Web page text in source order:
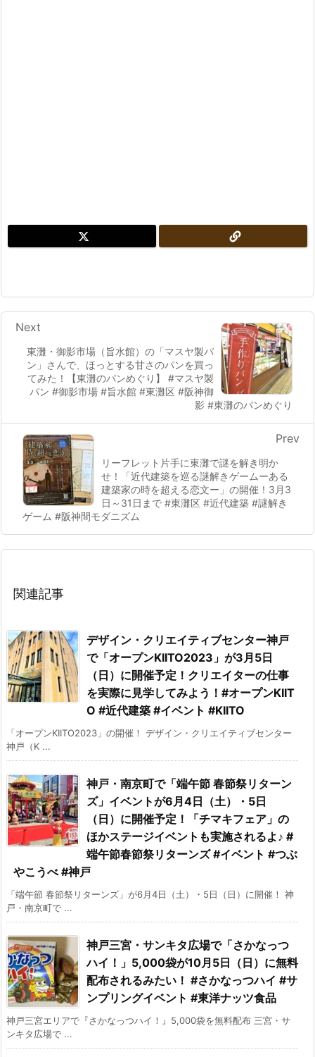
東灘・御影市場（旨水館）の「マスヤ製パ
ン」さんで、ほっとする甘さのパンを買っ
てみた！【東灘のパンめぐり】 #マスヤ製
パン #御影市場 #旨水館 #東灘区 #阪神御
影 #東灘のパンめぐり
Next
リーフレット片手に東灘で謎を解き明か
せ！「近代建築を巡る謎解きゲームーある
建築家の時を超える恋文ー」の開催！3月3
日～31日まで #東灘区 #近代建築 #謎解き
ゲーム #阪神間モダニズム
Prev
関連記事
デザイン・クリエイティブセンター神戸
で「オープンKIITO2023」が3月5日
（日）に開催予定！クリエイターの仕事
を実際に見学してみよう！#オープンKIIT
O #近代建築 #イベント #KIITO
「オープンKIITO2023」の開催！ デザイン・クリエイティブセンター
神戸（K ...
神戸・南京町で「端午節 春節祭リターン
ズ」イベントが6月4日（土）・5日
（日）に開催予定！「チマキフェア」の
ほかステージイベントも実施されるよ♪ #
端午節春節祭リターンズ #イベント #つぶ
やこうべ #神戸
「端午節 春節祭リターンズ」が6月4日（土）・5日（日）に開催！ 神
戸・南京町で ...
神戸三宮・サンキタ広場で「さかなっつ
ハイ！」5,000袋が10月5日（日）に無料
配布されるみたい！ #さかなっつハイ #サ
ンプリングイベント #東洋ナッツ食品
神戸三宮エリアで『さかなっつハイ！』5,000袋を無料配布 三宮・サ
ンキタ広場で ...